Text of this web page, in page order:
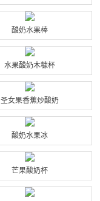
酸奶水果棒
水果酸奶木糠杯
圣女果香蕉炒酸奶
酸奶水果冰
芒果酸奶杯